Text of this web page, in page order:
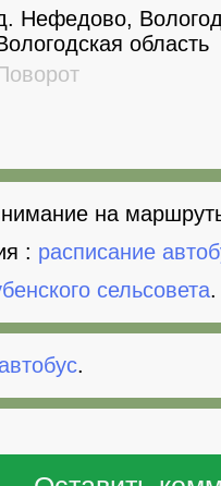
Нефедово,
область
на
: расписание
сельсовета.
.